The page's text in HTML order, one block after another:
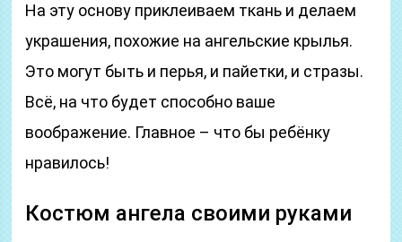
На эту основу приклеиваем ткань и делаем
украшения, похожие на ангельские крылья.
Это могут быть и перья, и пайетки, и стразы.
Всё, на что будет способно ваше
воображение. Главное – что бы ребёнку
нравилось!
Костюм ангела своими руками